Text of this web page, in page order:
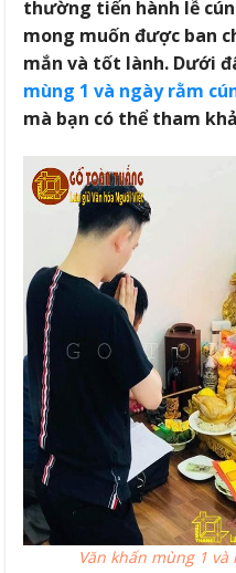
thường tiến hành lễ
mong muốn được ban
mắn và tốt lành. Dưới
mùng 1 và ngày rằm
mà bạn có thể tham
Văn khấn mùng 1 và